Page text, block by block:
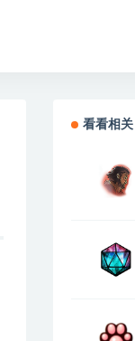
看看相关